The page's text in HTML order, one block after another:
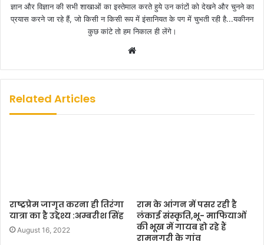
ज्ञान और विज्ञान की सभी शाखाओं का इस्तेमाल करते हुये उन कांटों को देखने और चुनने का
प्रयास करने जा रहे हैं, जो किसी न किसी रूप में इंसानियत के पग में चुभती रही है...यकीनन
कुछ कांटे तो हम निकाल ही लेंगे।
b
Related Articles
राष्ट्रप्रेम जागृत करना ही तिरंगा
यात्रा का है उद्देश्य :अम्बरीश सिंह
August 16, 2022
राम के आंगन में पसर रही है
लंकाई संस्कृति,भू- माफियाओं
की भूख में गायब हो रहे हैं
रामनगरी के गांव